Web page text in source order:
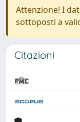
Attenzione! I
sottoposti a
Citazioni